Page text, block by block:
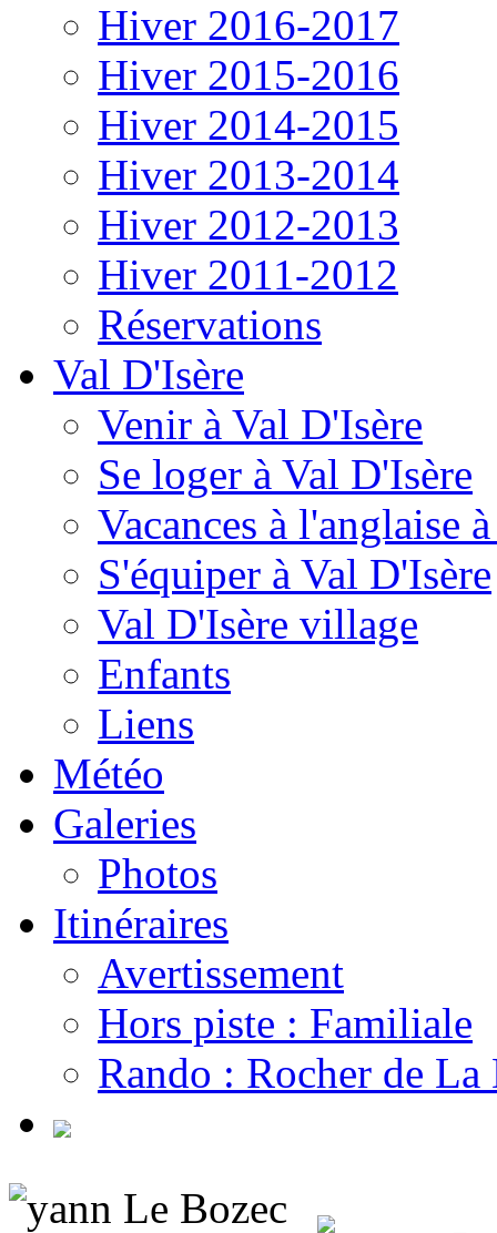
Hiver 2016-2017
Hiver 2015-2016
Hiver 2014-2015
Hiver 2013-2014
Hiver 2012-2013
Hiver 2011-2012
Réservations
Val D'Isère
Venir à Val D'Isère
Se loger à Val D'Isère
Vacances à l'anglaise
S'équiper à Val D'Isère
Val D'Isère village
Enfants
Liens
Météo
Galeries
Photos
Itinéraires
Avertissement
Hors piste : Familiale
Rando : Rocher de La